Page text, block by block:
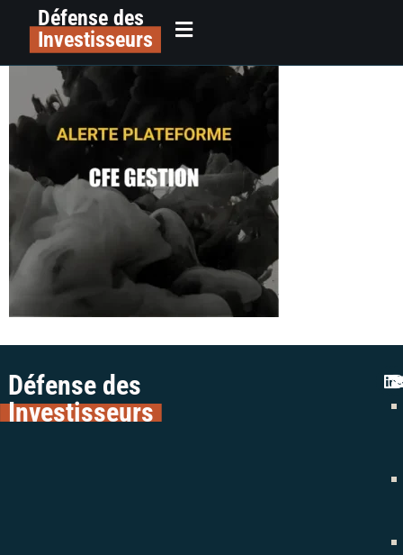
principalDéfense des
Investisseurs
Cfe-Gestion
Défense des
Investisseurs